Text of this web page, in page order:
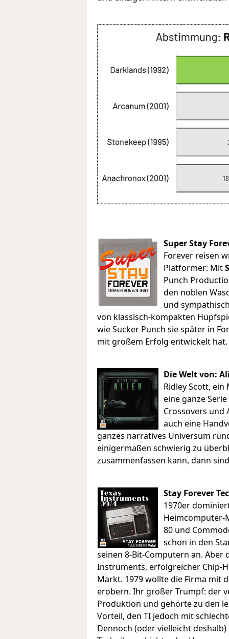
Super Stay
Forever reisen
Platformer: Mit
Punch
den noblen
und
von klassisch-kompakten
wie Sucker Punch sie später in
mit großem Erfolg entwickelt hat.
Die Welt von:
Ridley Scott,
eine ganze
Crossovers und
auch eine
ganzes narratives Universum
einigermaßen schwierig zu
zusammenfassen kann, dann
Stay Forever
1970er
Heimcomputer-
80 und
schon in den
seinen 8-Bit-Computern an. Aber
Instruments, erfolgreicher Chip-
Markt. 1979 wollte die Firma mit
erobern. Ihr großer Trumpf: der
Produktion und gehörte zu den
Vorteil, den TI jedoch mit
Dennoch (oder vielleicht